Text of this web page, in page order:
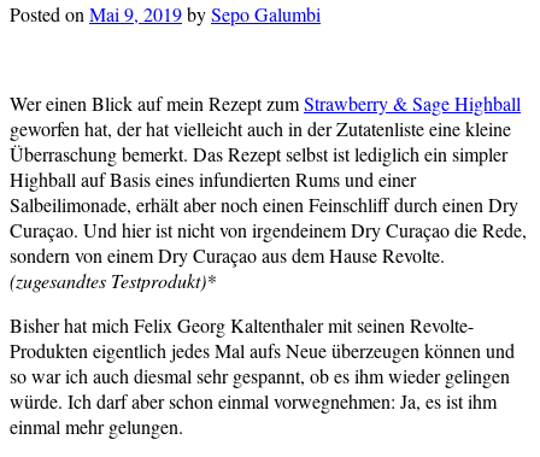
Posted onMai 9, 2019bySepo Galumbi
Wer einen Blick auf mein Rezept zumStrawberry & Sage Highball
geworfen hat, der hat vielleicht auch in der Zutatenliste eine kleine
Überraschung bemerkt. Das Rezept selbst ist lediglich ein simpler
Highball auf Basis eines infundierten Rums und einer
Salbeilimonade, erhält aber noch einen Feinschliff durch einen Dry
Curaçao. Und hier ist nicht von irgendeinem Dry Curaçao die Rede,
sondern von einem Dry Curaçao aus dem Hause Revolte.
(zugesandtes Testprodukt)*
Bisher hat mich Felix Georg Kaltenthaler mit seinen Revolte-
Produkten eigentlich jedes Mal aufs Neue überzeugen können und
so war ich auch diesmal sehr gespannt, ob es ihm wieder gelingen
würde. Ich darf aber schon einmal vorwegnehmen: Ja, es ist ihm
einmal mehr gelungen.